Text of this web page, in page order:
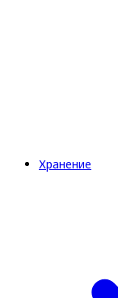
Хранение